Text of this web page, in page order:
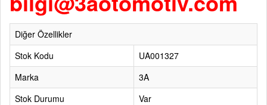
Diğer Özellikler
Stok Kodu
UA001327
Marka
3A
Stok Durumu
Var